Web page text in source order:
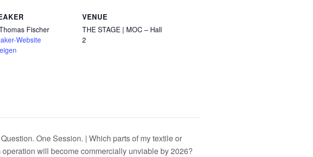
Fischer
Website
VENUE
THE STAGE | MOC – Hall
2
One Session. | Which parts of my textile or
operation will become commercially unviable by 2026?